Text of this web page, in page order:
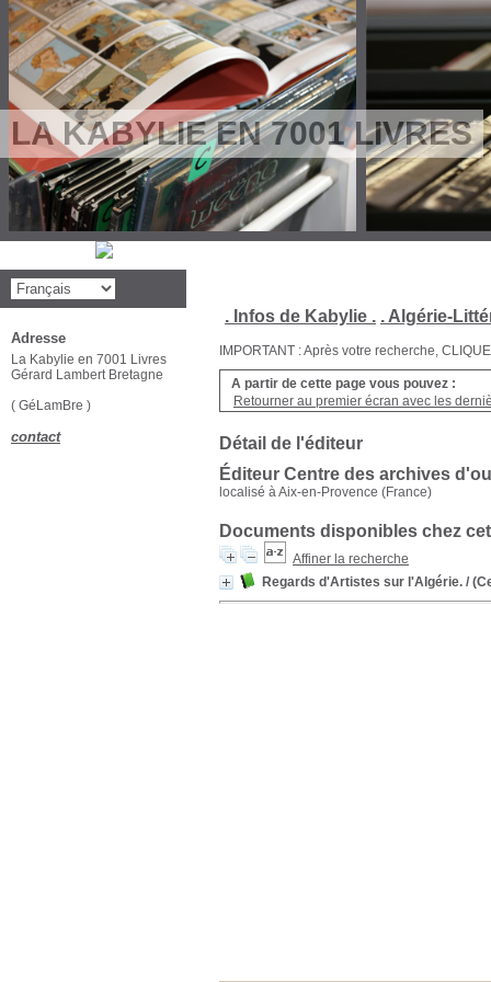
LA KABYLIE EN 7001 LIVRES
. Infos de Kabylie . . Algérie-
IMPORTANT : Après votre recherche,
A partir de cette page vous pouvez :
Retourner au premier écran avec les
Détail de l'éditeur
Éditeur Centre des archives
localisé à Aix-en-Provence (France)
Documents disponibles chez
Affiner la recherche
Regards d'Artistes sur l'Algérie. /
Adresse
La Kabylie en 7001 Livres
Gérard Lambert Bretagne
( GéLamBre )
contact